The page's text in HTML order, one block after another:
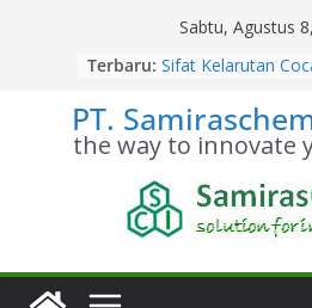
Sabtu, Agustus
Terbaru: Sifat Kelarutan
Distributor
Diethanolamine
Kesetimbangan
Diethanolamine
Kinetika Kimia
Diethanolamine
Diethanolamine
PT.
the way to innovate